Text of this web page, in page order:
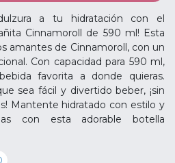
a tu hidratación con el
Cinnamoroll de 590 ml! Esta
amantes de Cinnamoroll, con un
Con capacidad para 590 ml,
favorita a donde quieras.
sea fácil y divertido beber, ¡sin
Mantente hidratado con estilo y
con esta adorable botella